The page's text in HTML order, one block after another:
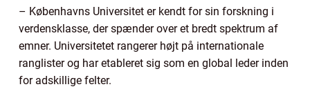
– Københavns Universitet er kendt for sin forskning i
verdensklasse, der spænder over et bredt spektrum af
emner. Universitetet rangerer højt på internationale
ranglister og har etableret sig som en global leder inden
for adskillige felter.